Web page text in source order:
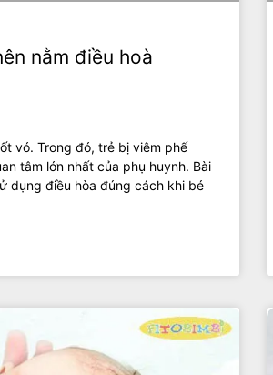
nằm điều hoà
vó. Trong đó, trẻ bị viêm phế
tâm lớn nhất của phụ huynh. Bài
dụng điều hòa đúng cách khi bé